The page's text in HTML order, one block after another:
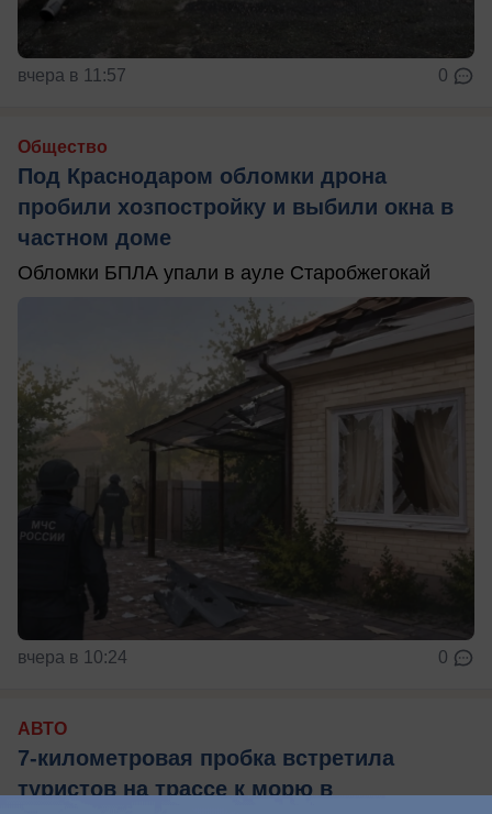
вчера в 11:57 0
Общество
Под Краснодаром обломки дрона
пробили хозпостройку и выбили окна в
частном доме
Обломки БПЛА упали в ауле Старобжегокай
вчера в 10:24 0
АВТО
7-километровая пробка встретила
туристов на трассе к морю в